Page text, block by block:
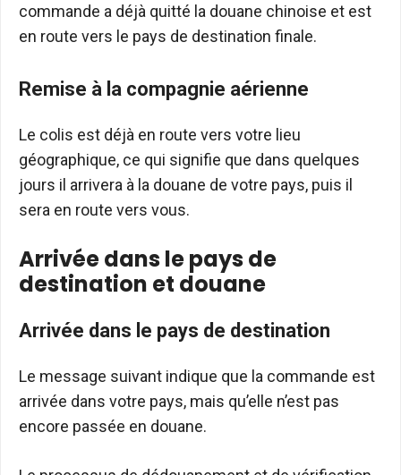
commande a déjà quitté la douane chinoise et est
en route vers le pays de destination finale.
Remise à la compagnie aérienne
Le colis est déjà en route vers votre lieu
géographique, ce qui signifie que dans quelques
jours il arrivera à la douane de votre pays, puis il
sera en route vers vous.
Arrivée dans le pays de
destination et douane
Arrivée dans le pays de destination
Le message suivant indique que la commande est
arrivée dans votre pays, mais qu’elle n’est pas
encore passée en douane.